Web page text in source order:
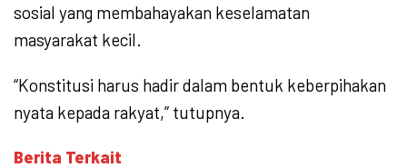
sosial yang membahayakan keselamatan
masyarakat kecil.
“Konstitusi harus hadir dalam bentuk keberpihakan
nyata kepada rakyat,” tutupnya.
Berita Terkait